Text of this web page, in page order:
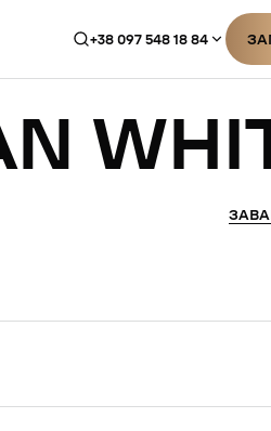
+38 097 548 18 84